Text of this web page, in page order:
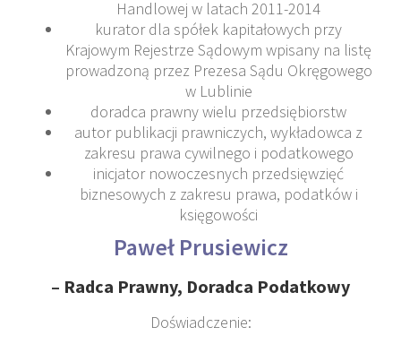
Handlowej w latach 2011-2014
kurator dla spółek kapitałowych przy
Krajowym Rejestrze Sądowym wpisany na listę
prowadzoną przez Prezesa Sądu Okręgowego
w Lublinie
doradca prawny wielu przedsiębiorstw
autor publikacji prawniczych, wykładowca z
zakresu prawa cywilnego i podatkowego
inicjator nowoczesnych przedsięwzięć
biznesowych z zakresu prawa, podatków i
księgowości
Paweł Prusiewicz
– Radca Prawny, Doradca Podatkowy
Doświadczenie: